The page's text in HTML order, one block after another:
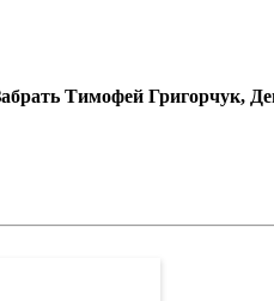
Тимофей Григорчук,